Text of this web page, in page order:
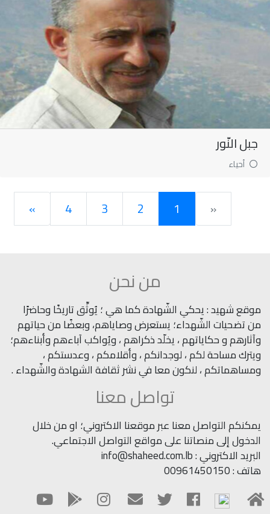
جبل النّور
أحياء
من نحن
موقع شهيد : يحكي الشّهادة كما هي ؛ يُوثِّق تاريخًا وحاضرًا
من تضحيات الشّهداء؛ يستعرض وصاياهم، وبعضًا من حياتهم
وآثارهم و حكاياتهم ، يخلّد ذكراهم ، ويُواكب آباءهم وأبناءهم؛
ويترك مساحة لكم ، لوجدانكم ، وأقلامكم ، وعدستكم ،
ومساهماتكم ، لنكون معا في نشر ثقافة الشهادة والشّهداء .
تواصل معنا
يمكنكم التواصل معنا عبر موقعنا الاكتروني؛ او من خلال
الدخول إلى منصاتنا على مواقع التواصل الاجتماعي.
البريد الاكتروني : info@shaheed.com.lb
هاتف : 00961450150